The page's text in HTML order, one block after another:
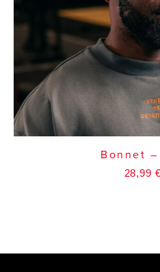
Bonnet –
28,99 €